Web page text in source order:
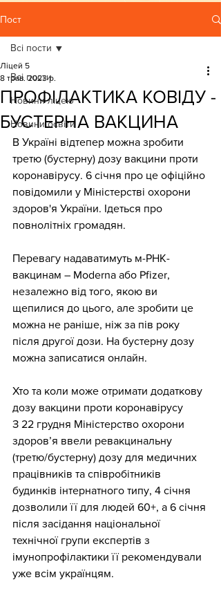
Пост
Всі пости
Новини ліцею
Новини освіти
Всі пости
ПРОФІЛАКТИКА КОВІДУ -
БУСТЕРНА ВАКЦИНА
Ліцей 5
8 трав. 2023 р.
В Україні відтепер можна зробити
третю (бустерну) дозу вакцини проти
коронавірусу. 6 січня про це офіційно
повідомили у Міністерстві охорони
здоров'я України. Ідеться про
повнолітніх громадян.
Перевагу надаватимуть м-РНК-
вакцинам – Moderna або Pfizer,
незалежно від того, якою ви
щепилися до цього, але зробити це
можна не раніше, ніж за пів року
після другої дози. На бустерну дозу
можна записатися онлайн.
Хто та коли може отримати додаткову
дозу вакцини проти коронавірусу
З 22 грудня Міністерство охорони
здоров’я ввели ревакцинальну
(третю/бустерну) дозу для медичних
працівників та співробітників
будинків інтернатного типу, 4 січня
дозволили її для людей 60+, а 6 січня
після засідання національної
технічної групи експертів з
імунопрофілактики її рекомендували
уже всім українцям.